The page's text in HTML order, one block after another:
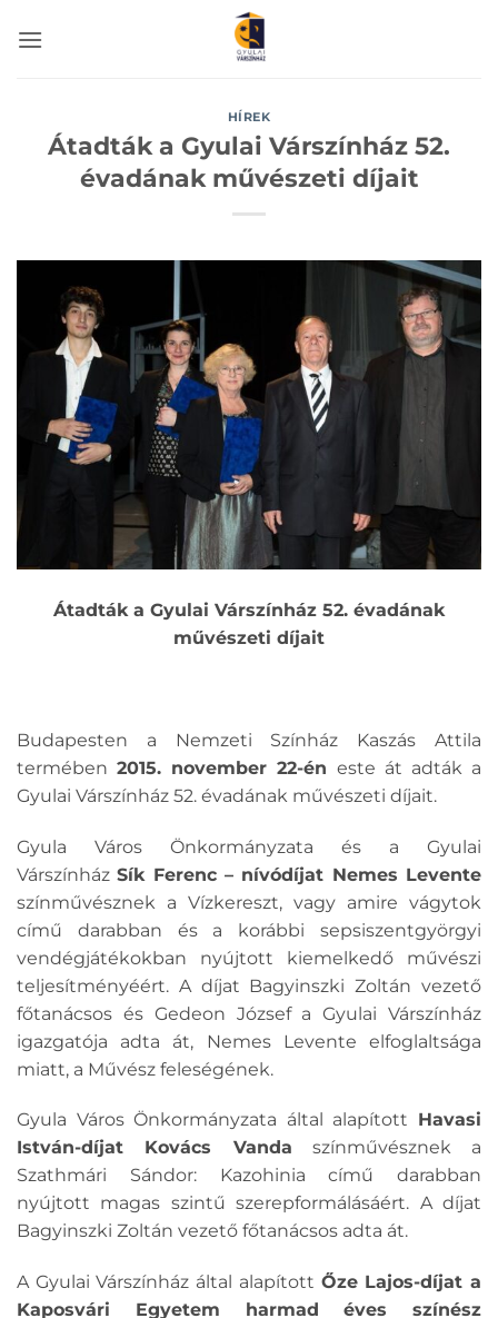
HÍREK
Átadták a Gyulai Várszínház 52.
évadának művészeti díjait
Átadták a Gyulai Várszínház 52. évadának
művészeti díjait
Budapesten a Nemzeti Színház Kaszás Attila
termében2015. november 22-én este át adták a
Gyulai Várszínház 52. évadának művészeti díjait.
Gyula Város Önkormányzata és a Gyulai
VárszínházSík Ferenc – nívódíjat Nemes Levente
színművésznek a Vízkereszt, vagy amire vágytok
című darabban és a korábbi sepsiszentgyörgyi
vendégjátékokban nyújtott kiemelkedő művészi
teljesítményéért. A díjat Bagyinszki Zoltán vezető
főtanácsos és Gedeon József a Gyulai Várszínház
igazgatója adta át, Nemes Levente elfoglaltsága
miatt, a Művész feleségének.
Gyula Város Önkormányzata által alapított Havasi
István-díjat Kovács Vanda színművésznek a
Szathmári Sándor: Kazohinia című darabban
nyújtott magas szintű szerepformálásáért. A díjat
Bagyinszki Zoltán vezető főtanácsos adta át.
A Gyulai Várszínház által alapított Őze Lajos-díjat a
Kaposvári Egyetem harmad éves színész